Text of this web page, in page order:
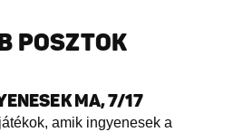
POSZTOK
MA, 7/17
amik ingyenesek a